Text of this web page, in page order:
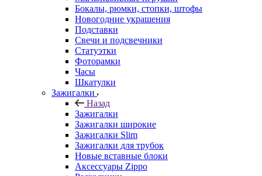
Бокалы, рюмки, стопки, штофы
Новогодние украшения
Подставки
Свечи и подсвечники
Статуэтки
Фоторамки
Часы
Шкатулки
Зажигалки
Назад
Зажигалки
Зажигалки широкие
Зажигалки Slim
Зажигалки для трубок
Новые вставные блоки
Аксессуары Zippo